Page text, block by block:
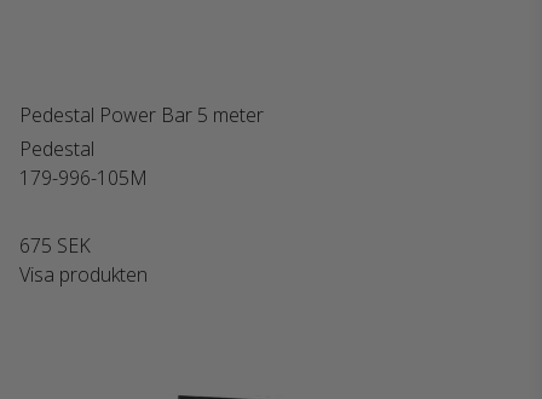
Pedestal Power Bar 5 meter
Pedestal
179-996-105M
675 SEK
Visa produkten